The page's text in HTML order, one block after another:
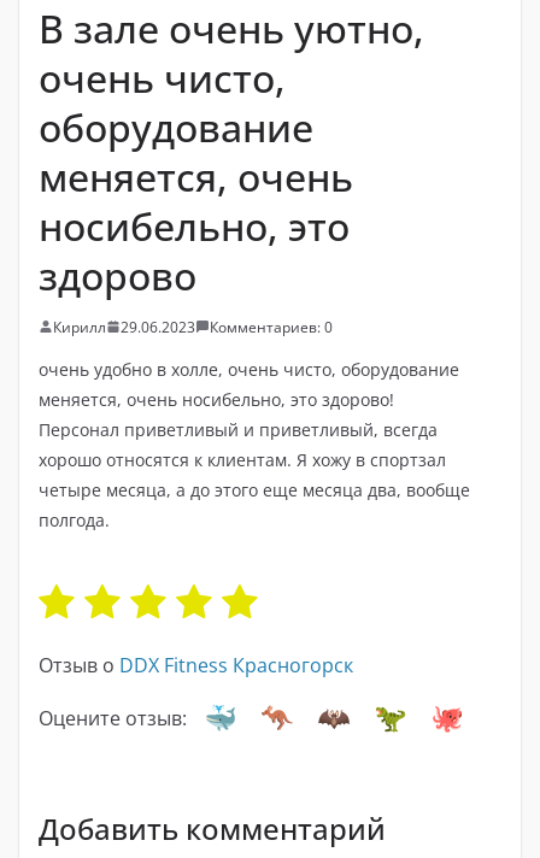
В зале очень уютно,
очень чисто,
оборудование
меняется, очень
носибельно, это
здорово
Кирилл 29.06.2023 Комментариев: 0
очень удобно в холле, очень чисто, оборудование
меняется, очень носибельно, это здорово!
Персонал приветливый и приветливый, всегда
хорошо относятся к клиентам. Я хожу в спортзал
четыре месяца, а до этого еще месяца два, вообще
полгода.
Отзыв о DDX Fitness Красногорск
Оцените отзыв:
Добавить комментарий